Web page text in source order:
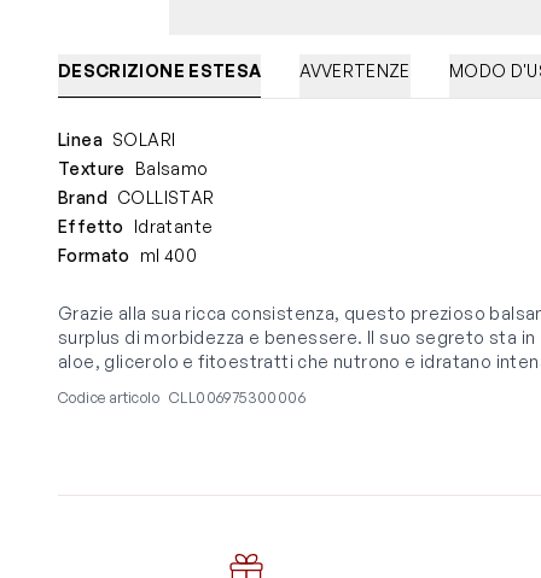
DESCRIZIONE ESTESA AVVERTENZE MODO
Linea SOLARI
Texture
Balsamo
Brand COLLISTAR
Effetto
Idratante
Formato
ml 400
Grazie alla sua ricca consistenza, questo prezioso
surplus di morbidezza e benessere. Il suo segreto sta
aloe, glicerolo e fitoestratti che nutrono e idratano
Codice articolo CLL006975300006